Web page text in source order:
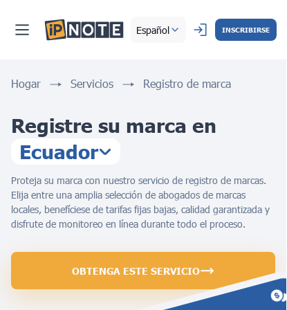
Español INSCRIBIRSE
Hogar Servicios Registro de marca
Registre su marca en
Ecuador
Proteja su marca con nuestro servicio de registro de marcas.
Elija entre una amplia selección de abogados de marcas
locales, benefíciese de tarifas fijas bajas, calidad garantizada y
disfrute de monitoreo en línea durante todo el proceso.
OBTENGA ESTE SERVICIO